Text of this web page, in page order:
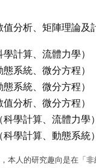
分析、矩陣理論及
計算、流體力學）
系統、微分方程）
統、微分方程）
分析、微分方程）
學計算、流體力學）
學計算、動態系統）
本人的研究趣向是在「